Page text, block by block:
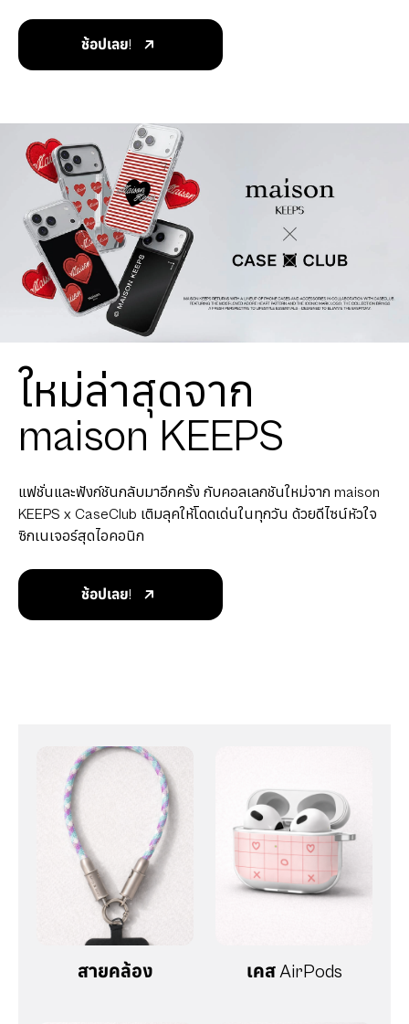
ช้อปเลย!
ใหม่ล่าสุดจาก
maison KEEPS
แฟชั่นและฟังก์ชันกลับมาอีกครั้ง กับคอลเลกชันใหม่จาก maison
KEEPS x CaseClub เติมลุคให้โดดเด่นในทุกวัน ด้วยดีไซน์หัวใจ
ซิกเนเจอร์สุดไอคอนิก
ช้อปเลย!
สายคล้อง เคส AirPods